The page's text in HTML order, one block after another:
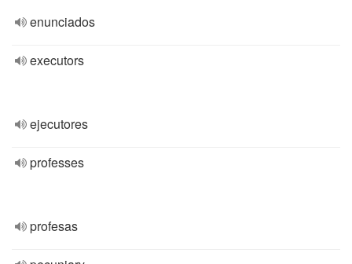
enunciados
executors
ejecutores
professes
profesas